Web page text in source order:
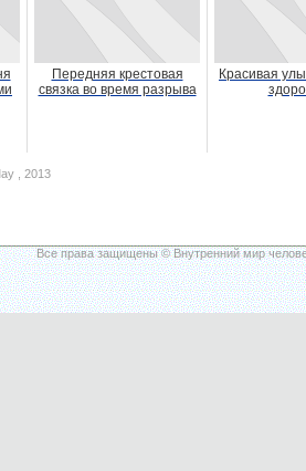
Передняя крестовая
связка во время разрыва
Красивая
, 2013
Все права защищены © Внутренний мир